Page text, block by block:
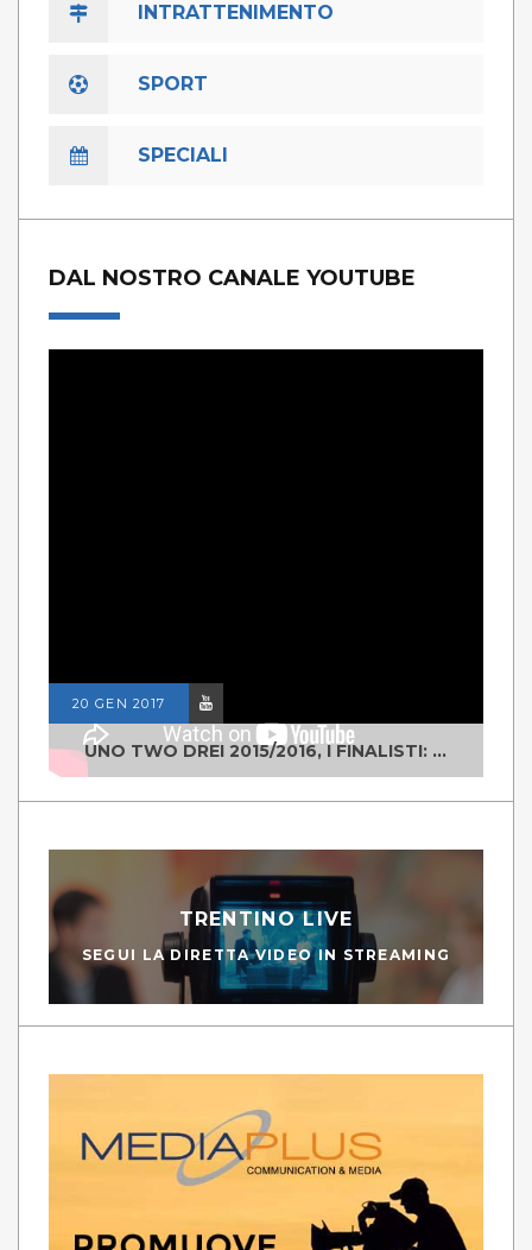
INTRATTENIMENTO
SPORT
SPECIALI
DAL NOSTRO CANALE YOUTUBE
20 GEN 2017
UNO TWO DREI 2015/2016, I FINALISTI: CLASSE IV ALS ISTITUTO "DEGASPERI" BORGO VALSUGANA
TRENTINO LIVE
SEGUI LA DIRETTA VIDEO IN STREAMING